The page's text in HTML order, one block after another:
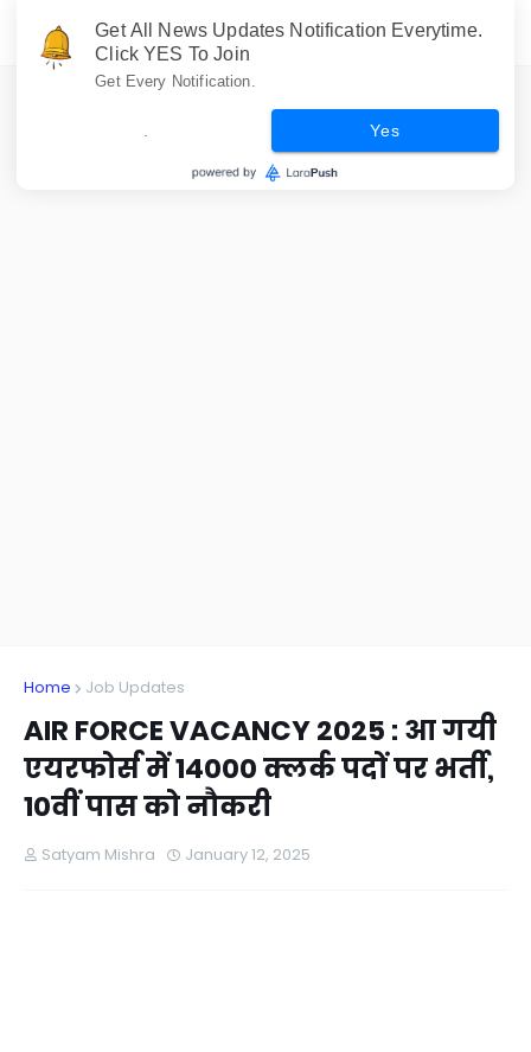
Home Job Updates
AIR FORCE VACANCY 2025 : आ गयी
एयरफोर्स में 14000 क्लर्क पदों पर भर्ती,
10वीं पास को नौकरी
Satyam Mishra January 12, 2025
Get All News Updates Notification Everytime.
Click YES To Join
Get Every Notification.
Yes